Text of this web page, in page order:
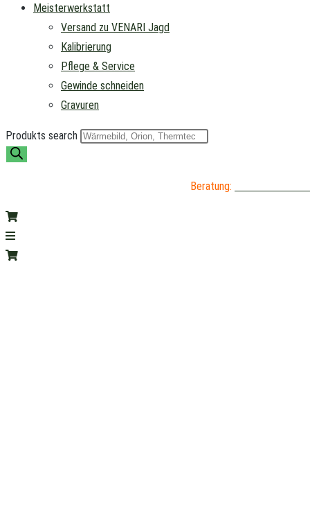
Meisterwerkstatt
Versand zu VENARI Jagd
Kalibrierung
Pflege & Service
Gewinde schneiden
Gravuren
Produkts search
Beratung: